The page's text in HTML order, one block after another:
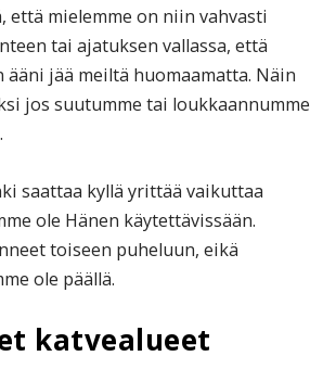
että mielemme on niin vahvasti
tai ajatuksen vallassa, että
jää meiltä huomaamatta. Näin
jos suutumme tai loukkaannumme
saattaa kyllä yrittää vaikuttaa
ole Hänen käytettävissään.
toiseen puheluun, eikä
ole päällä.
katvealueet